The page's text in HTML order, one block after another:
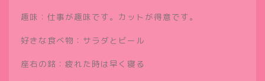
趣味：仕事が趣味です。カットが得意です。
好きな食べ物：サラダとビール
座右の銘：疲れた時は早く寝る